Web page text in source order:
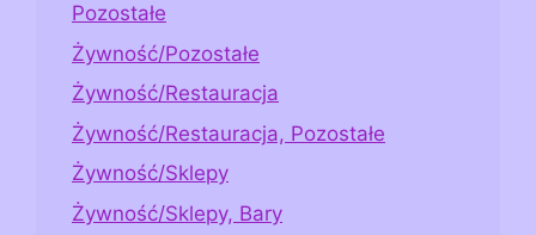
Pozostałe
Żywność/Pozostałe
Żywność/Restauracja
Żywność/Restauracja, Pozostałe
Żywność/Sklepy
Żywność/Sklepy, Bary